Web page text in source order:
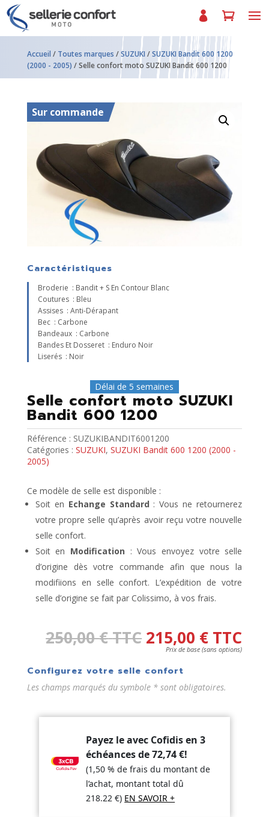
Accueil / Toutes marques /SUZUKI /SUZUKI Bandit 600 1200
(2000 - 2005) / Selle confort moto SUZUKI Bandit 600 1200
Sur commande
Caractéristiques
Broderie : Bandit + S En Contour Blanc
Coutures : Bleu
Assises : Anti-Dérapant
Bec : Carbone
Bandeaux : Carbone
Bandes Et Dosseret : Enduro Noir
Liserés : Noir
Délai de 5 semaines
Selle confort moto SUZUKI
Bandit 600 1200
Référence : SUZUKIBANDIT6001200
Catégories : SUZUKI, SUZUKI Bandit 600 1200 (2000 -
2005)
Ce modèle de selle est disponible :
Soit en Echange Standard : Vous ne retournerez
votre propre selle qu’après avoir reçu votre nouvelle
selle confort.
Soit en Modification : Vous envoyez votre selle
d’origine dès votre commande afin que nous la
modifiions en selle confort. L’expédition de votre
selle d’origine se fait par Colissimo, à vos frais.
250,00€TTC 215,00 € TTC
Prix de base (sans options)
Configurez votre selle confort
Les champs marqués du symbole * sont obligatoires.
Payez le avec Cofidis en 3
échéances de72,74€!
(1,50 % de frais du montant de
l’achat, montant total dû
218.22€) EN SAVOIR +